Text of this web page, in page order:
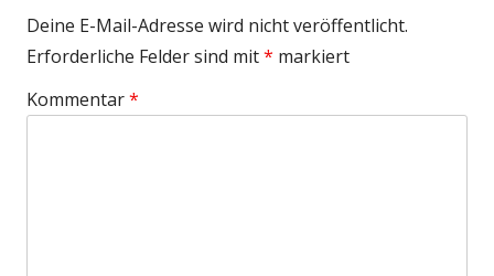
Deine E-Mail-Adresse wird nicht veröffentlicht.
Erforderliche Felder sind mit* markiert
Kommentar*